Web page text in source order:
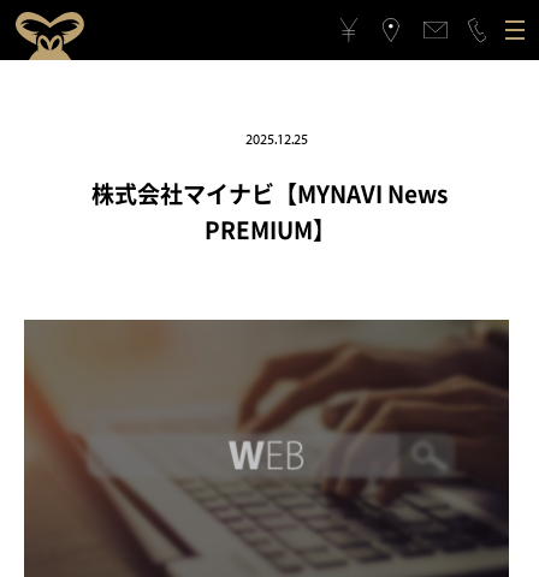
医療機関としてのこだわり
スポーツ応援活動
CSRの取り組み
スポーツ応援活動
CSRの取り組み
調査データアーカイブ
メンバーシップギフト
メンバーシップギフトとは
各種セミナーの開催
よくある質問と回答
2025.12.25
株式会社マイナビ【MYNAVI News
PREMIUM】